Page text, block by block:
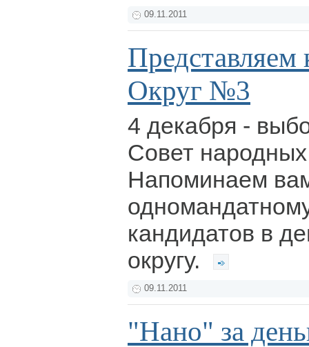
09.11.2011
Представляем
Округ №3
4 декабря -
Совет
Напоминаем
кандидатов в
округу.
09.11.2011
"Нано" за